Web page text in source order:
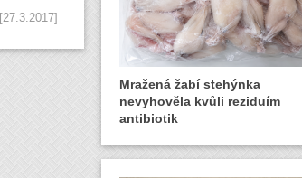
[27.3.2017]
Mražená žabí stehýnka
nevyhověla kvůli reziduím
antibiotik